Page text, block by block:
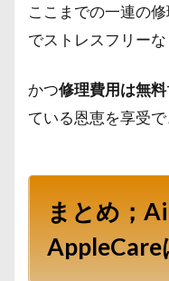
ここまでの一連の
でストレスフリーな
かつ修理費用は無料
ている恩恵を享受で
まとめ；
AppleCare